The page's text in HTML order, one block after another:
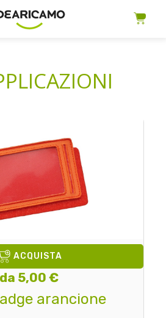
ACQUISTA
da 5,00 €
arancione